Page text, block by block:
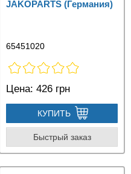
JAKOPARTS (Германия)
65451020
Цена: 426 грн
КУПИТЬ
Быстрый заказ